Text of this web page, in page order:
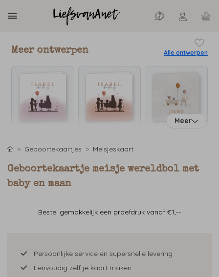
Meer ontwerpen Alle ontwerpen
Meer
Geboortekaartjes Meisjeskaart
Geboortekaartje meisje wereldbol met
baby en maan
Bestel gemakkelijk een proefdruk vanaf €1,--
Persoonlijke service en supersnelle levering
Eenvoudig zelf je kaart maken